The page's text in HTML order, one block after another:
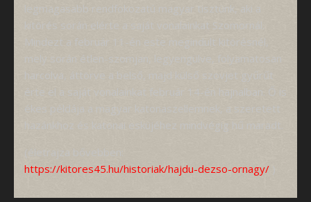
legmagasabb rendfokozatú magyar tisztünk, aki a
kitörés során elérte a saját vonalainkat Szomornál.
Mindezt a február 11-én este megindult kitörésnél,
mely során étlen-szomjan, legyengülve, folyamatosan
harcolva, áttörve a belső, majd külső szovjet gyűrűt
érte el a saját vonalainkat február 14-én hajnalban. Ő is
ékes példája a magyar katonaszellemnek, a szeretett
hazánkhoz és katonai esküjéhez mindvégig hű maradt.
(életrajza bővebben:
https://kitores45.hu/historiak/hajdu-dezso-ornagy/